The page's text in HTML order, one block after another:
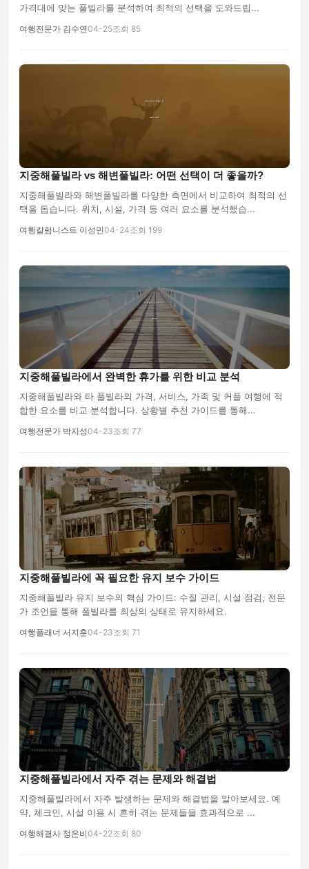
가격대에 맞는 풀빌라를 분석하여 최적의 선택을 도와드립...
여행전문가 김수연04-25조회 85
지중해풀빌라 vs 해변풀빌라: 어떤 선택이 더 좋을까?
지중해풀빌라와 해변풀빌라를 다양한 측면에서 비교하여 최적의 선
택을 돕습니다. 위치, 시설, 가격 등 여러 요소를 분석했습...
여행칼럼니스트 이성민04-24조회 199
지중해풀빌라에서 완벽한 휴가를 위한 비교 분석
지중해풀빌라와 타 풀빌라의 가격, 서비스, 가족 및 커플 여행에 적
합한 요소를 비교 분석합니다. 상황별 추천 가이드를 통해...
여행전문가 박지성04-23조회 77
지중해풀빌라에 꼭 필요한 유지 보수 가이드
지중해풀빌라 유지 보수의 핵심 가이드: 수질 관리, 시설 점검, 전문
가 조언을 통해 풀빌라를 최상의 상태로 유지하세요.
여행플래너 서지훈04-23조회 71
지중해풀빌라에서 자주 겪는 문제와 해결법
지중해풀빌라에서 자주 발생하는 문제와 해결법을 알아보세요. 예
약, 체크인, 시설 이용 시 흔히 겪는 문제들을 효과적으로 ...
여행해결사 정은비04-22조회 80